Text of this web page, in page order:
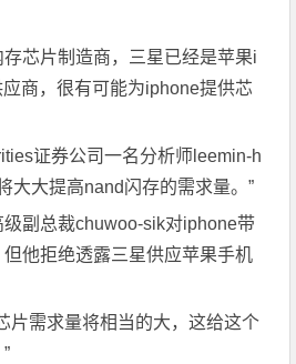
芯片制造商，三星已经是苹果i
商，很有可能为iphone提供芯
证券公司一名分析师leemin-h
大大提高nand闪存的需求量。”
级副总裁chuwoo-sik对iphone带
他拒绝透露三星供应苹果手机
片需求量将相当的大，这给这个